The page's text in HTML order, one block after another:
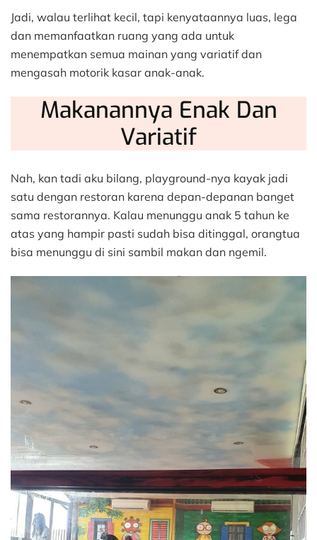
Jadi, walau terlihat kecil, tapi kenyataannya luas, lega
dan memanfaatkan ruang yang ada untuk
menempatkan semua mainan yang variatif dan
mengasah motorik kasar anak-anak.
Makanannya Enak Dan
Variatif
Nah, kan tadi aku bilang, playground-nya kayak jadi
satu dengan restoran karena depan-depanan banget
sama restorannya. Kalau menunggu anak 5 tahun ke
atas yang hampir pasti sudah bisa ditinggal, orangtua
bisa menunggu di sini sambil makan dan ngemil.